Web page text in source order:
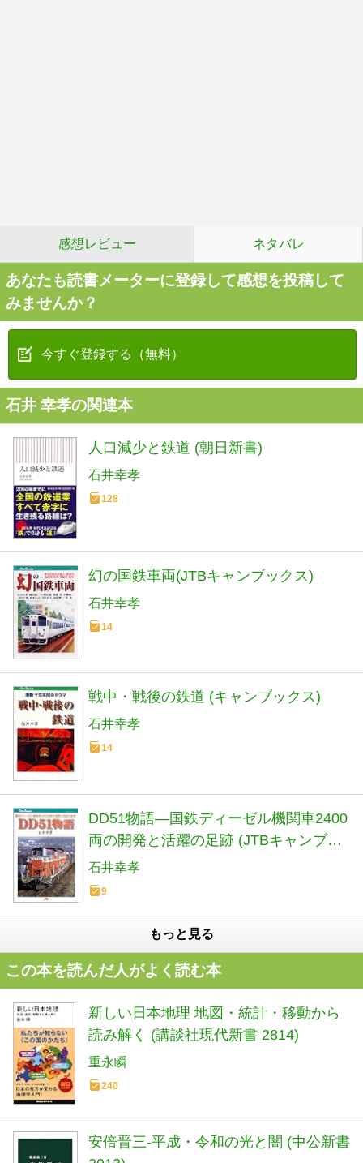
感想レビュー ネタバレ
あなたも読書メーターに登録して感想を投稿して
みませんか？
今すぐ登録する（無料）
石井 幸孝の関連本
人口減少と鉄道 (朝日新書)
石井幸孝
128
幻の国鉄車両(JTBキャンブックス)
石井幸孝
14
戦中・戦後の鉄道 (キャンブックス)
石井幸孝
14
DD51物語―国鉄ディーゼル機関車2400
両の開発と活躍の足跡 (JTBキャンブッ
クス)
石井幸孝
9
もっと見る
この本を読んだ人がよく読む本
新しい日本地理 地図・統計・移動から
読み解く (講談社現代新書 2814)
重永瞬
240
安倍晋三-平成・令和の光と闇 (中公新書